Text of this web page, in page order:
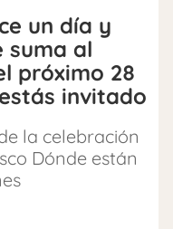
un día y
suma al
próximo 28
invitado
la celebración
Dónde están